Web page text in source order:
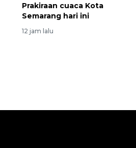
Prakiraan cuaca Kota
Semarang hari ini
12 jam lalu